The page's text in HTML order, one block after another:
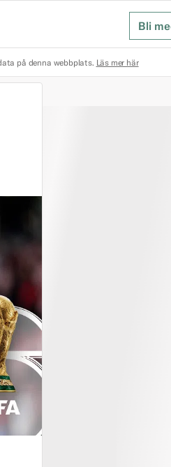
Bli
på denna webbplats. Läs mer här